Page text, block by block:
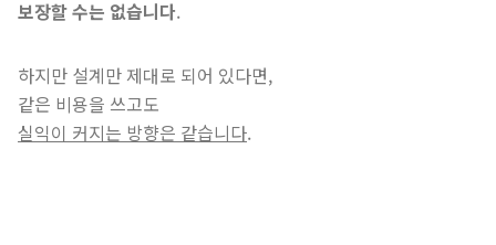
보장할 수는 없습니다.
하지만 설계만 제대로 되어 있다면,
같은 비용을 쓰고도
실익이 커지는 방향은 같습니다.